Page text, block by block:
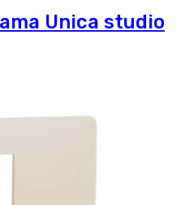
Unica studio